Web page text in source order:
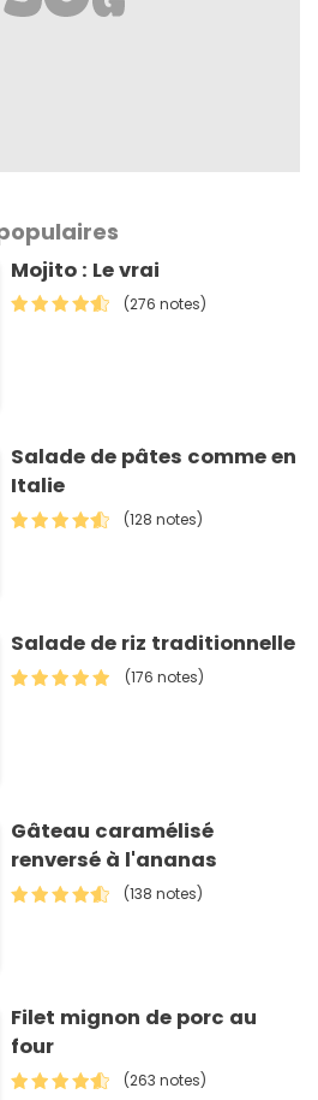
Mojito : Le vrai
(276 notes)
Salade de pâtes comme en
Italie
(128 notes)
Salade de riz traditionnelle
(176 notes)
Gâteau caramélisé
renversé à l'ananas
(138 notes)
Filet mignon de porc au
four
(263 notes)